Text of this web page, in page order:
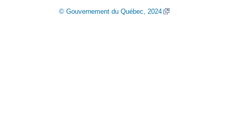
© Gouvernement du Québec, 2024